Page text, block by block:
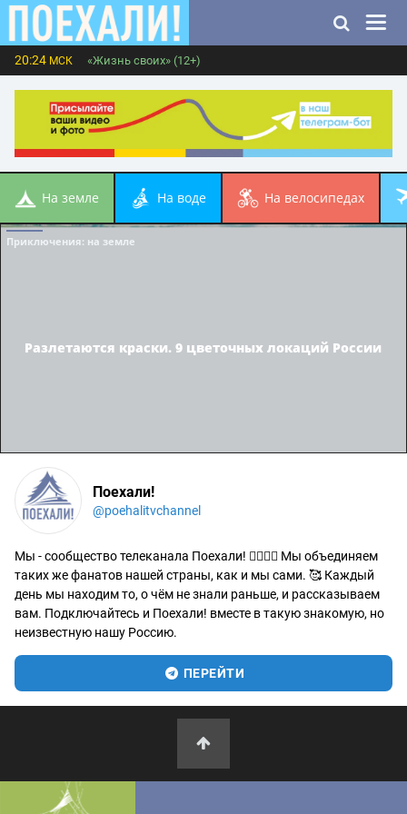
20:24 МСК «Жизнь своих» (12+)
на земле на воде на велосипедах
Приключения: на земле
Разлетаются краски. 9 цветочных локаций России
Поехали!
@poehalitvchannel
Мы - сообщество телеканала Поехали! 🙋‍♂️🙋‍♀️ Мы объединяем
таких же фанатов нашей страны, как и мы сами. 🥰 Каждый
день мы находим то, о чём не знали раньше, и рассказываем
вам. Подключайтесь и Поехали! вместе в такую знакомую, но
неизвестную нашу Россию.
ПЕРЕЙТИ